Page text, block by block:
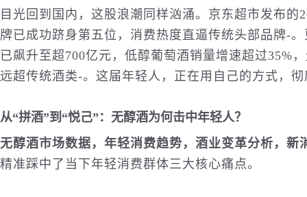
目光回到 国内 ，这股浪潮同样汹涌。京东超市发布的
牌已成功跻身第五位，消费热度直逼传统头部品牌-。
已飙升至超700亿元，低醇葡萄酒销量增速超过35%
远超传统酒类-。这届年轻人，正在用自己的方式，
从“拼酒”到“悦己”：无醇酒为何击中年轻人？
无醇酒市场数据，年轻消费趋势，酒业变革分析，新
精准踩中了当下年轻消费群体三大核心痛点。